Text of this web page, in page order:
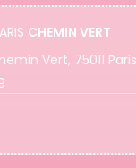
CHEMIN VERT
Vert, 75011 Paris